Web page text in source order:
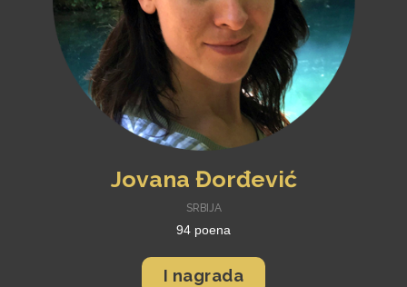
Jovana Đorđević
SRBIJA
94 poena
I nagrada